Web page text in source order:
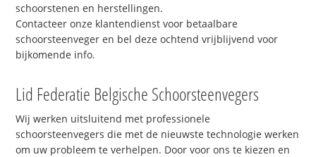
schoorstenen en herstellingen.
Contacteer onze klantendienst voor betaalbare
schoorsteenveger en bel deze ochtend vrijblijvend voor
bijkomende info.
Lid Federatie Belgische Schoorsteenvegers
Wij werken uitsluitend met professionele
schoorsteenvegers die met de nieuwste technologie werken
om uw probleem te verhelpen. Door voor ons te kiezen en